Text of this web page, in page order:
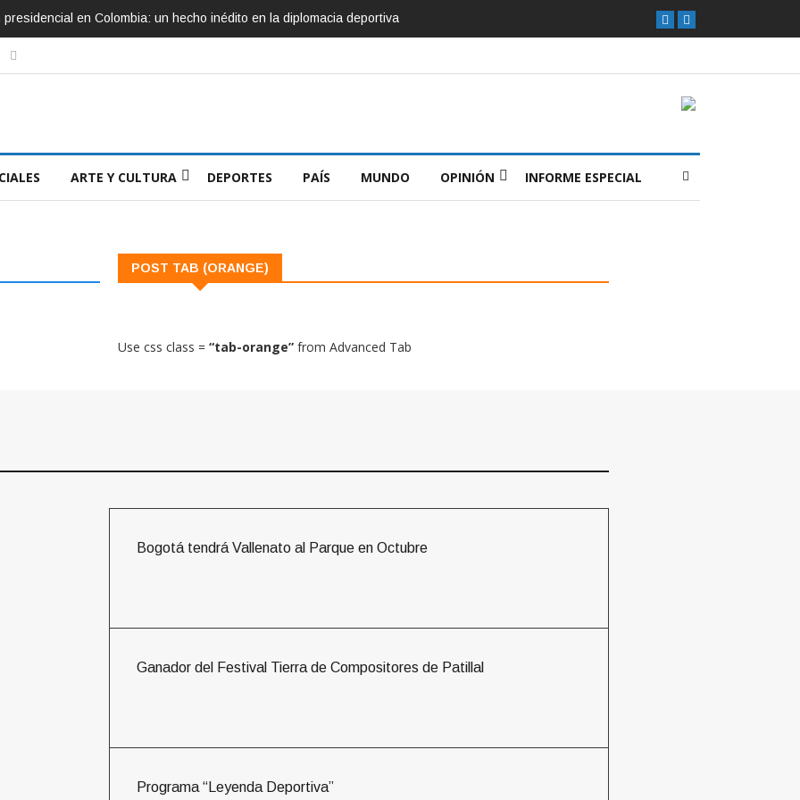
en Colombia: un hecho inédito en la diplomacia deportiva
ARTE Y CULTURA DEPORTES PAÍS MUNDO OPINIÓN INFORME ESPECIAL
POST TAB (ORANGE)
Use css class = “tab-orange” from Advanced Tab
Bogotá tendrá Vallenato al Parque en Octubre
Ganador del Festival Tierra de Compositores de Patillal
Programa “Leyenda Deportiva”